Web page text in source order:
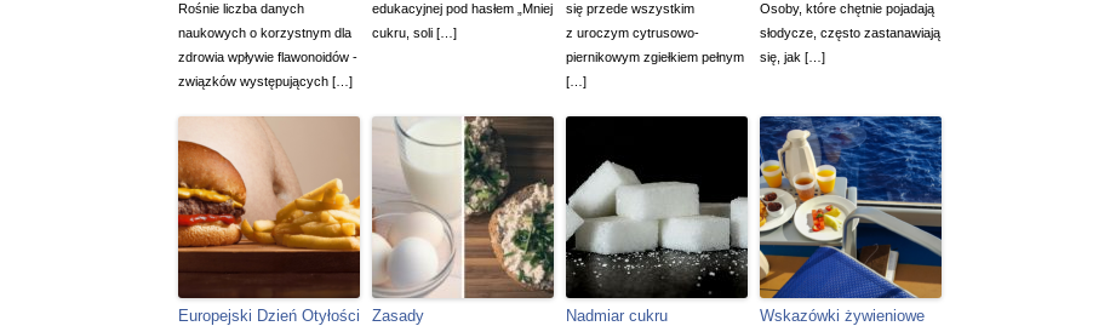
Rośnie liczba danych
naukowych o korzystnym dla
zdrowia wpływie flawonoidów -
związków występujących […]
edukacyjnej pod hasłem „Mniej
cukru, soli […]
się przede wszystkim
z uroczym cytrusowo-
piernikowym zgiełkiem pełnym
[…]
Osoby, które chętnie pojadają
słodycze, często zastanawiają
się, jak […]
Europejski Dzień Otyłości
Zasady
Nadmiar cukru
Wskazówki żywieniowe